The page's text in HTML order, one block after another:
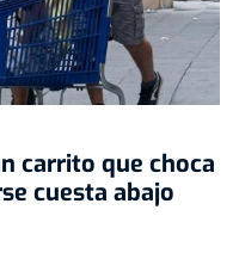
carrito que choca
cuesta abajo